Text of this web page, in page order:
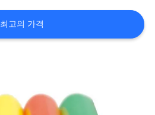
최고의 가격